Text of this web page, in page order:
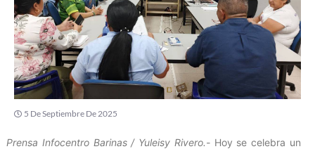
5 De Septiembre De 2025
Prensa Infocentro Barinas / Yuleisy Rivero.-Hoy se celebra un